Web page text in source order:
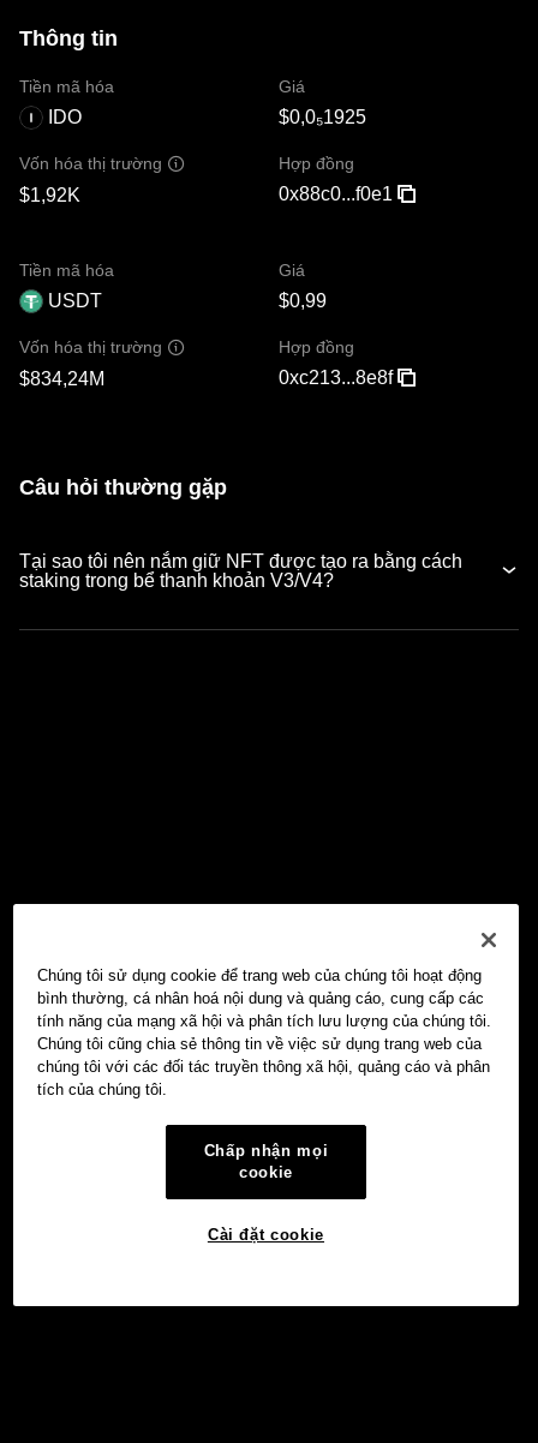
Thông tin
Tiền mã hóa
IDO
Giá
$0,0₅1925
Vốn hóa thị trường
$1,92K
Hợp đồng
0x88c0...f0e1
Tiền mã hóa
USDT
Giá
$0,99
Vốn hóa thị trường
$834,24M
Hợp đồng
0xc213...8e8f
Câu hỏi thường gặp
Tại sao tôi nên nắm giữ NFT được tạo ra bằng cách
staking trong bể thanh khoản V3/V4?
Chúng tôi sử dụng cookie để trang web của chúng tôi hoạt động
bình thường, cá nhân hoá nội dung và quảng cáo, cung cấp các
tính năng của mạng xã hội và phân tích lưu lượng của chúng tôi.
Chúng tôi cũng chia sẻ thông tin về việc sử dụng trang web của
chúng tôi với các đối tác truyền thông xã hội, quảng cáo và phân
tích của chúng tôi.
Chấp nhận mọi
cookie
Cài đặt cookie